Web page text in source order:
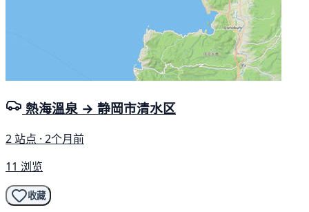
熱海溫泉 → 静岡市清水区
2 站点 · 2个月前
11 浏览
收藏